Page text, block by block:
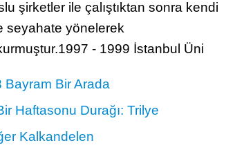
şirketler ile çalıştıktan sonra kendi
seyahate yönelerek
- 1999 İstanbul Üni
Bayram Bir Arada
Haftasonu Durağı: Trilye
Kalkandelen